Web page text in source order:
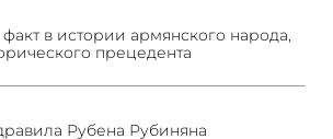
в истории армянского народа,
прецедента
Рубена Рубиняна